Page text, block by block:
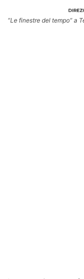
“Le finestre del tempo” a